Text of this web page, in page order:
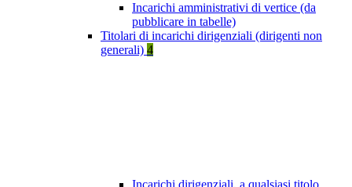
Incarichi amministrativi di vertice (da
pubblicare in tabelle)
Titolari di incarichi dirigenziali (dirigenti non
generali) 4